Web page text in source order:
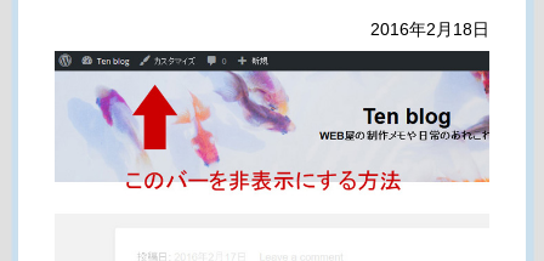
2016年2月18日